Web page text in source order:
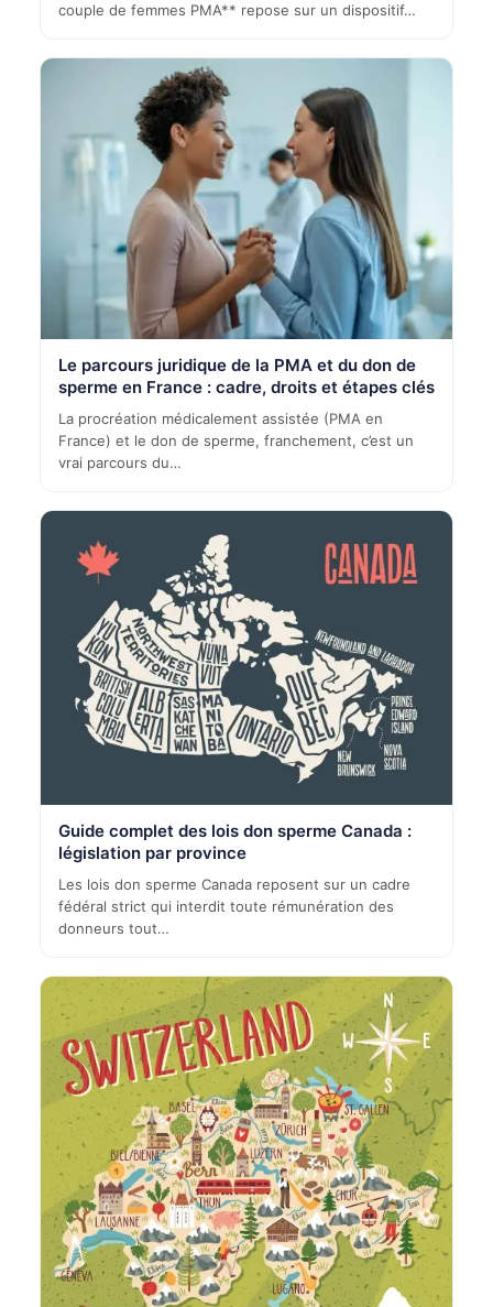
couple de femmes PMA** repose sur un dispositif…
Le parcours juridique de la PMA et du don de
sperme en France : cadre, droits et étapes clés
La procréation médicalement assistée (PMA en
France) et le don de sperme, franchement, c’est un
vrai parcours du…
Guide complet des lois don sperme Canada :
législation par province
Les lois don sperme Canada reposent sur un cadre
fédéral strict qui interdit toute rémunération des
donneurs tout…